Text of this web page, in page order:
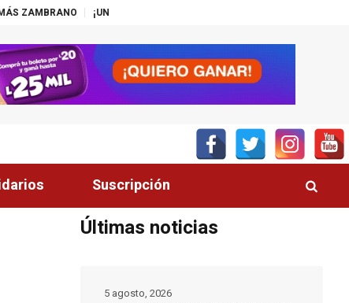
HONDA PARA CADA ESTILO DE VIDA!
Suscripción
Últimas noticias
5 agosto, 2026